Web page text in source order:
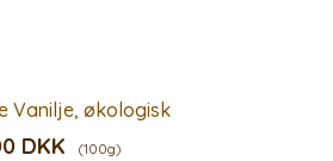
Vanilje, økologisk
DKK (100g)